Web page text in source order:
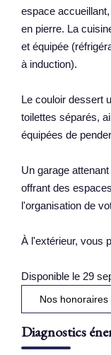
espace
en pierre. La
et équipée
à induction).
Le couloir dessert
toilettes séparés,
équipées de
Un garage
offrant des
l'organisation de
À l'extérieur, vous
Disponible le 29
Nos honoraires
Diagnostics